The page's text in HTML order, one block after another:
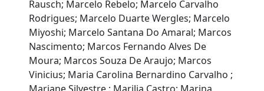
Rausch; Marcelo Rebelo; Marcelo Carvalho
Rodrigues; Marcelo Duarte Wergles; Marcelo
Miyoshi; Marcelo Santana Do Amaral; Marcos
Nascimento; Marcos Fernando Alves De
Moura; Marcos Souza De Araujo; Marcos
Vinicius; Maria Carolina Bernardino Carvalho ;